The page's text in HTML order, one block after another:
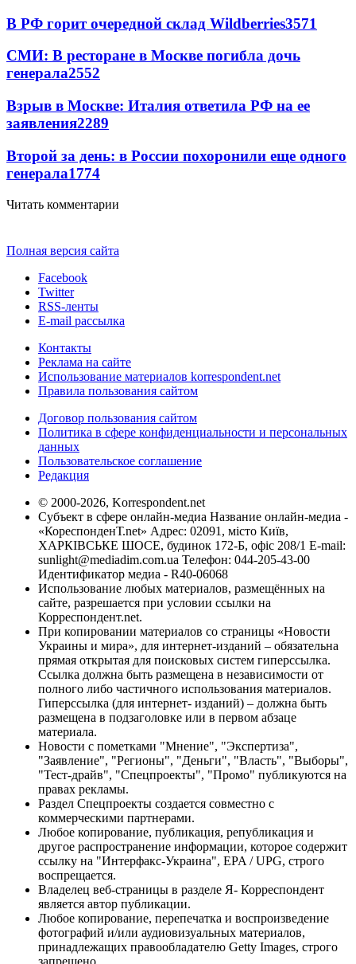
В РФ горит очередной склад Wildberries3571
СМИ: В ресторане в Москве погибла дочь
генерала2552
Взрыв в Москве: Италия ответила РФ на ее
заявления2289
Второй за день: в России похоронили еще одного
генерала1774
Читать комментарии
Полная версия сайта
Facebook
Twitter
RSS-ленты
E-mail рассылка
Контакты
Реклама на сайте
Использование материалов korrespondent.net
Правила пользования сайтом
Договор пользования сайтом
Политика в сфере конфиденциальности и персональных
данных
Пользовательское соглашение
Редакция
© 2000-2026, Korrespondent.net
Субъект в сфере онлайн-медиа Название онлайн-медиа -
«КореспонденТ.net» Адрес: 02091, місто Київ,
ХАРКІВСЬКЕ ШОСЕ, будинок 172-Б, офіс 208/1 E-mail:
sunlight@mediadim.com.ua Телефон: 044-205-43-00
Идентификатор медиа - R40-06068
Использование любых материалов, размещённых на
сайте, разрешается при условии ссылки на
Корреспондент.net.
При копировании материалов со страницы «Новости
Украины и мира», для интернет-изданий – обязательна
прямая открытая для поисковых систем гиперссылка.
Ссылка должна быть размещена в независимости от
полного либо частичного использования материалов.
Гиперссылка (для интернет- изданий) – должна быть
размещена в подзаголовке или в первом абзаце
материала.
Новости с пометками "Мнение", "Экспертиза",
"Заявление", "Регионы", "Деньги", "Власть", "Выборы",
"Тест-драйв", "Спецпроекты", "Промо" публикуются на
правах рекламы.
Раздел Спецпроекты создается совместно с
коммерческими партнерами.
Любое копирование, публикация, републикация и
другое распространение информации, которое содержит
ссылку на "Интерфакс-Украина", EPA / UPG, строго
воспрещается.
Владелец веб-страницы в разделе Я- Корреспондент
является автор публикации.
Любое копирование, перепечатка и воспроизведение
фотографий и/или аудиовизуальных материалов,
принадлежащих правообладателю Getty Images, строго
запрещено.